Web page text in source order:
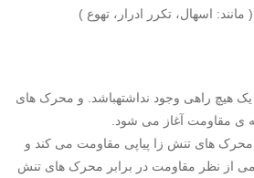
اسهال، تکرر ادرار، تهوع )
هیچ راهی وجود نداشتهباشد. و محرک های
ی مقاومت آغاز می شود.
محرک های تنش زا پیاپی مقاومت می کند و
از نظر مقاومت در برابر محرک های تنش